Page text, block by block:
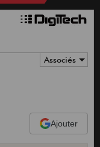
Associés
Ajouter